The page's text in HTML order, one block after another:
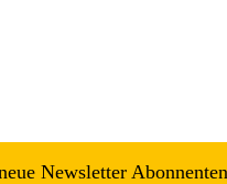
Newsletter